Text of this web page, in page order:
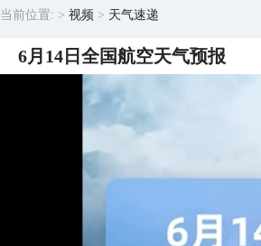
当前位置: > 视频 > 天气速递
6月14日全国航空天气预报